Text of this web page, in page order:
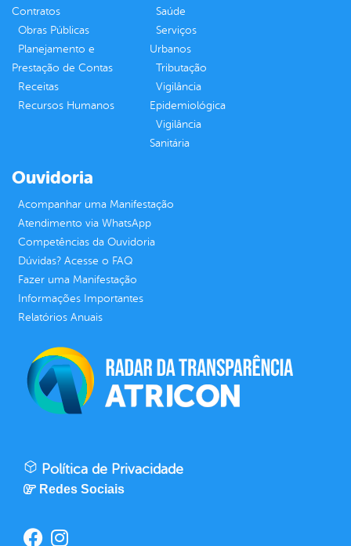
Contratos
Obras Públicas
Planejamento e
Prestação de Contas
Receitas
Recursos Humanos
Saúde
Serviços
Urbanos
Tributação
Vigilância
Epidemiológica
Vigilância
Sanitária
Ouvidoria
Acompanhar uma Manifestação
Atendimento via WhatsApp
Competências da Ouvidoria
Dúvidas? Acesse o FAQ
Fazer uma Manifestação
Informações Importantes
Relatórios Anuais
Política de Privacidade
Redes Sociais